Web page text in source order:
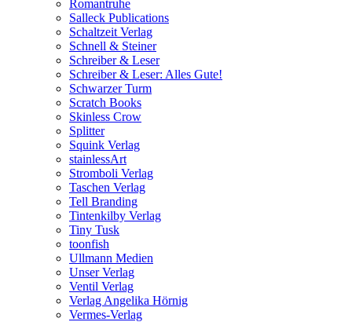
Romantruhe
Salleck Publications
Schaltzeit Verlag
Schnell & Steiner
Schreiber & Leser
Schreiber & Leser: Alles Gute!
Schwarzer Turm
Scratch Books
Skinless Crow
Splitter
Squink Verlag
stainlessArt
Stromboli Verlag
Taschen Verlag
Tell Branding
Tintenkilby Verlag
Tiny Tusk
toonfish
Ullmann Medien
Unser Verlag
Ventil Verlag
Verlag Angelika Hörnig
Vermes-Verlag